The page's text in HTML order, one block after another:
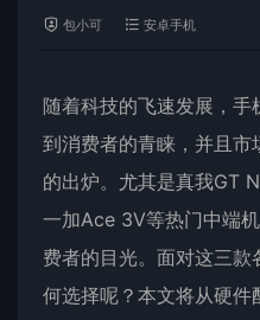
包小可 安卓手机
随着科技的飞速发展，
到消费者的青睐，并且
的出炉。尤其是真我GT
一加Ace 3V等热门中端
费者的目光。面对这三
何选择呢？本文将从硬件